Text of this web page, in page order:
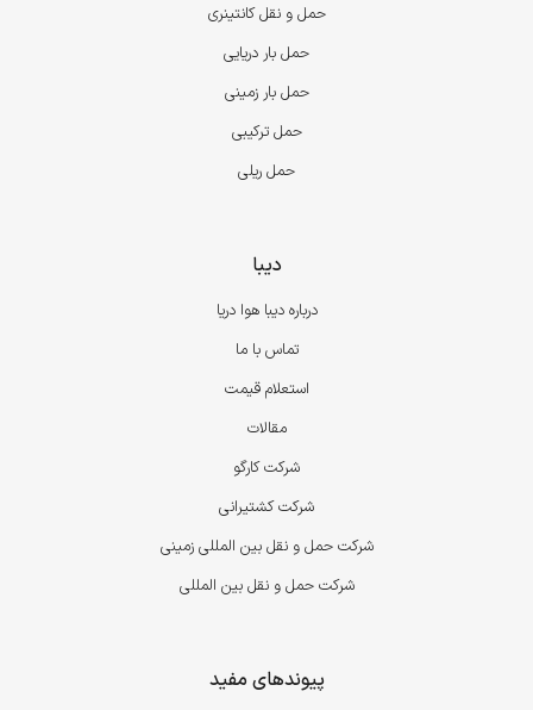
حمل و نقل کانتینری
حمل بار دریایی
حمل بار زمینی
حمل ترکیبی
حمل ریلی
دیبا
درباره دیبا هوا دریا
تماس با ما
استعلام قیمت
مقالات
شرکت کارگو
شرکت کشتیرانی
شرکت حمل و نقل بین المللی زمینی
شرکت حمل و نقل بین المللی
پیوندهای مفید